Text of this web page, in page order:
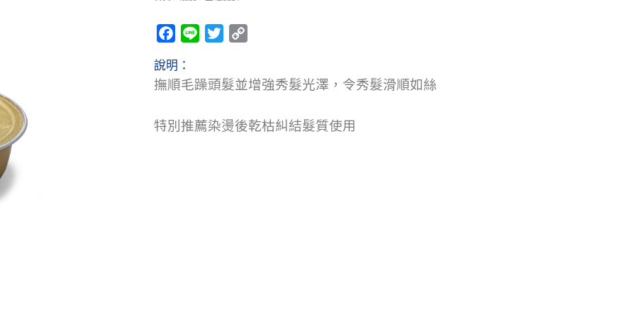
Facebook
Line Twitter
說明：
撫順毛躁頭髮並增強秀髮光澤，令秀髮滑順如絲
特別推薦染燙後乾枯糾結髮質使用